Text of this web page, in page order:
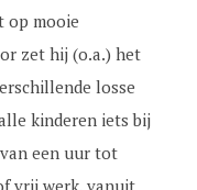
op mooie
zet hij (o.a.) het
losse
kinderen iets bij
een uur tot
vrij werk, vanuit